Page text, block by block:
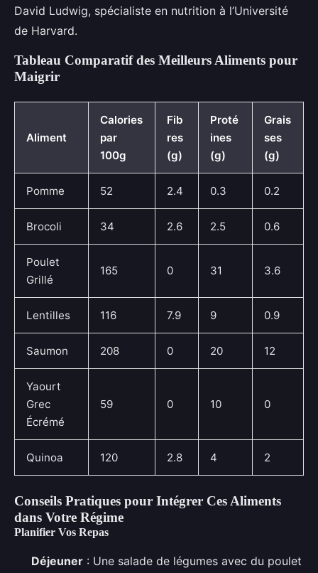
David Ludwig, spécialiste en nutrition à l’Université
de Harvard.
Tableau Comparatif des Meilleurs Aliments pour
Maigrir
Aliment
Calories
par
100g
Fib
res
(g)
Proté
ines
(g)
Grais
ses
(g)
Pomme 52 2.4 0.3 0.2
Brocoli 34 2.6 2.5 0.6
Poulet
Grillé
165 0 31 3.6
Lentilles 116 7.9 9 0.9
Saumon 208 0 20 12
Yaourt
Grec
Écrémé
59 0 10 0
Quinoa 120 2.8 4 2
Conseils Pratiques pour Intégrer Ces Aliments
dans Votre Régime
Planifier Vos Repas
Déjeuner : Une salade de légumes avec du poulet